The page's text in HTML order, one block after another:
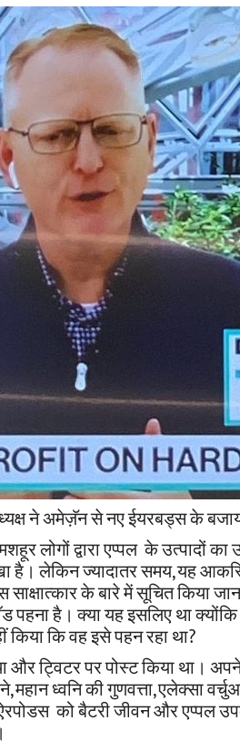
अमेज़ॅन से नए ईयरबड्स के बजाय
लोगों द्वारा एप्पल के उत्पादों
है। लेकिन ज्यादातर समय, यह
के बारे में सूचित किया
पहना है। क्या यह इसलिए था
कि वह इसे पहन रहा था?
ट्विटर पर पोस्ट किया था। अपने
महान ध्वनि की गुणवत्ता, एलेक्सा
को बैटरी जीवन और एप्पल